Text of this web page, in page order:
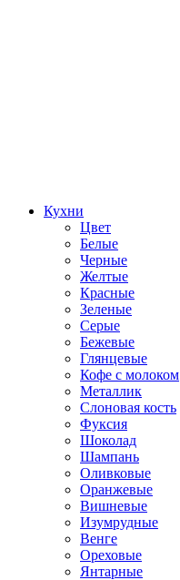
Кухни
Цвет
Белые
Черные
Желтые
Красные
Зеленые
Серые
Бежевые
Глянцевые
Кофе с молоком
Металлик
Слоновая кость
Фуксия
Шоколад
Шампань
Оливковые
Оранжевые
Вишневые
Изумрудные
Венге
Ореховые
Янтарные